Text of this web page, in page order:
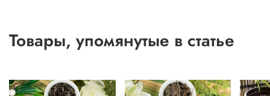
Товары, упомянутые в статье